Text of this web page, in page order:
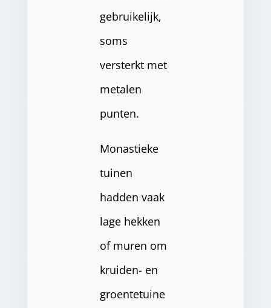
gebruikelijk,
soms
versterkt met
metalen
punten.
Monastieke
tuinen
hadden vaak
lage hekken
of muren om
kruiden- en
groentetuine